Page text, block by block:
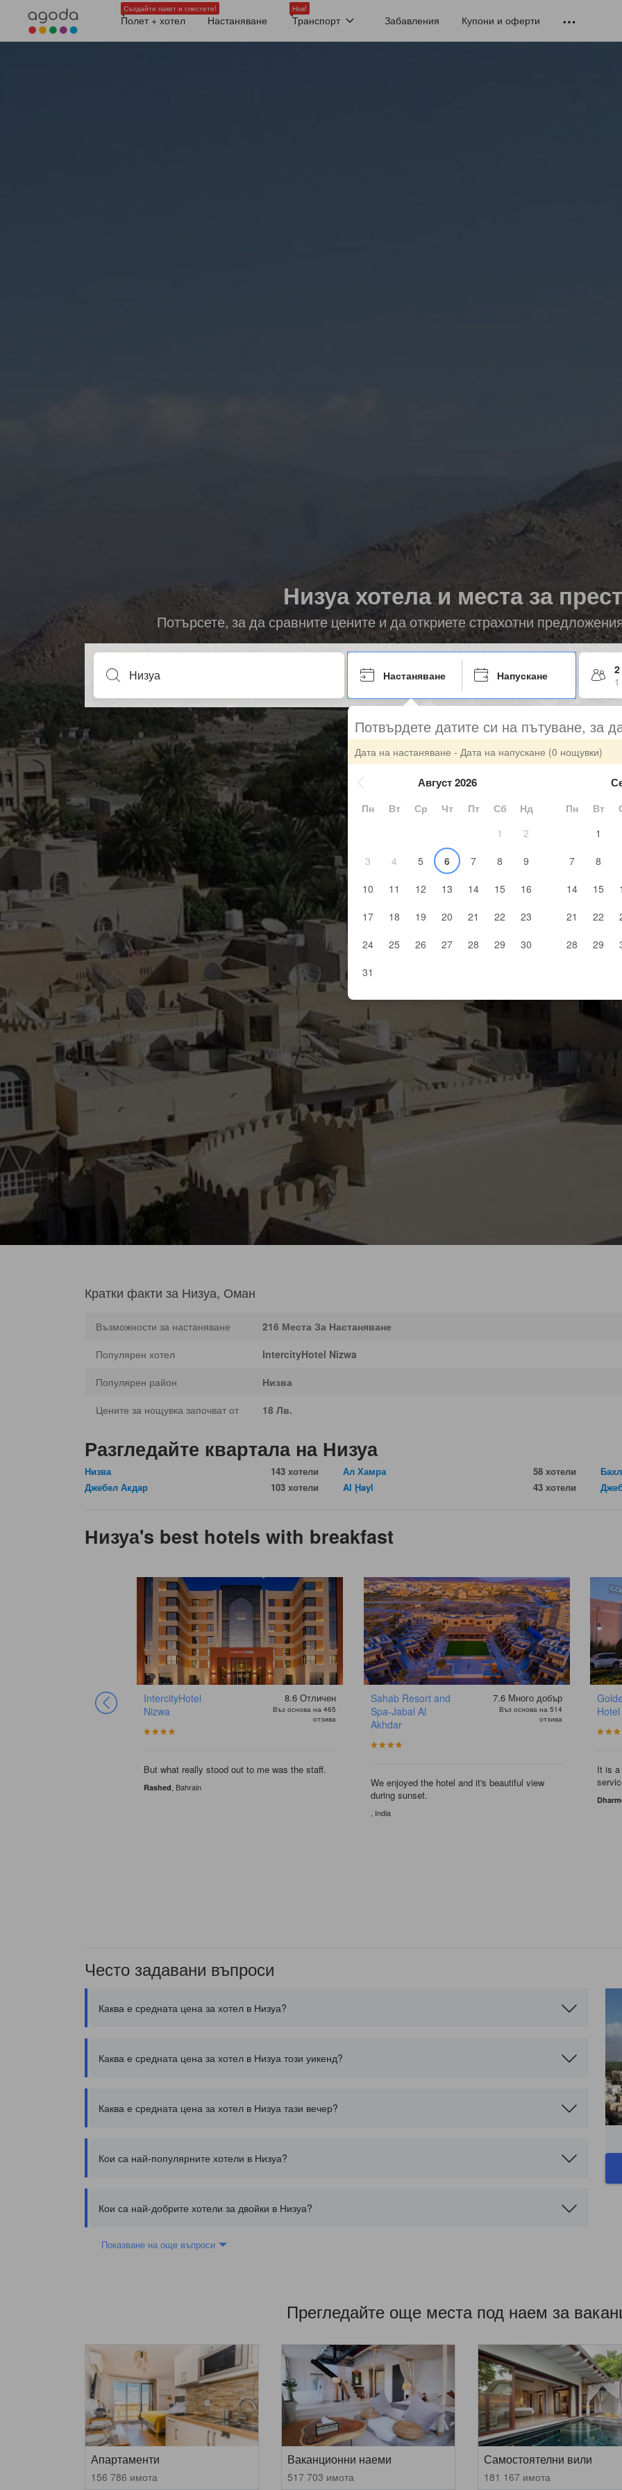
Създайте пакет и спестете!
Полет + хотел Настаняване
Нов!
Транспорт Забавления Купони и оферти
Низуа хотела и места за
Потърсете, за да сравните цените и да откриете страхотни
Настаняване Напускане
Потвърдете датите си на пътуване, за
Дата на настаняване - Дата на напускане (0 нощувки)
Август 2026
Пн Вт Ср Чт Пт Сб
Нд
1
2
3
4 5 6 7 8
9
10
11 12 13 14 15
16
17
18 19 20 21 22
23
24
25 26 27 28 29
30
31
Пн Вт
1
7
8
14
15
21
22
28
29
Кратки факти за Низуа, Оман
Възможности за настаняване
216 Места За Настаняване
Популярен хотел
IntercityHotel Nizwa
Популярен район
Низва
Цените за нощувка започват от
18 Лв.
Разгледайте квартала на Низуа
Низва
143 хотели
Джебел Акдар
103 хотели
Ал Хамра
58 хотели
Al Ḩayl
43 хотели
Низуа's best hotels with breakfast
IntercityHotel
Nizwa
8.6 Отличен
Въз основа на 465
отзива
But what really stood out to me was the staff.
Rashed , Bahrain
Sahab Resort and
Spa-Jabal Al
Akhdar
7.6 Много добър
Въз основа на 514
отзива
We enjoyed the hotel and it's beautiful view
during sunset.
, India
Hotel
It is a
Често задавани въпроси
Каква е средната цена за хотел в Низуа?
Каква е средната цена за хотел в Низуа този уикенд?
Каква е средната цена за хотел в Низуа тази вечер?
Кои са най-популярните хотели в Низуа?
Кои са най-добрите хотели за двойки в Низуа?
Показване на още въпроси
Прегледайте още места под наем за
Апартаменти
156 786 имота
Ваканционни наеми
517 703 имота
Самостоятелни вили
181 167 имота